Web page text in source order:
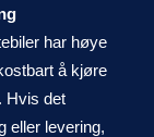
har høye
å kjøre
Hvis det
eller levering,